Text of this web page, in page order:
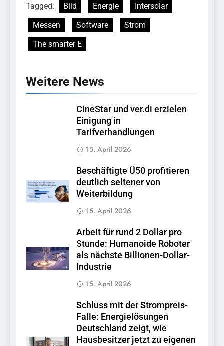
Tagged: Bild Energie
Intersolar
Messen
Software
Strom
The smarter E
Weitere News
CineStar und ver.di erzielen
Einigung in
Tarifverhandlungen
15. April 2026
Beschäftigte Ü50 profitieren
deutlich seltener von
Weiterbildung
15. April 2026
Arbeit für rund 2 Dollar pro
Stunde: Humanoide Roboter
als nächste Billionen-Dollar-
Industrie
15. April 2026
Schluss mit der Strompreis-
Falle: Energielösungen
Deutschland zeigt, wie
Hausbesitzer jetzt zu eigenen